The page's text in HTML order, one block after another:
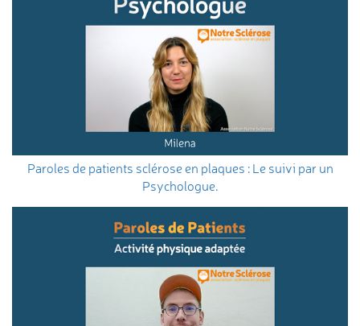
Paroles de patients sclérose en plaques : Le suivi par un
Psychologue.